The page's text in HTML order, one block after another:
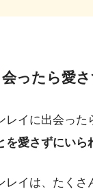
会ったら愛
レイに出会った
を愛さずにいら
レイは、たくさ